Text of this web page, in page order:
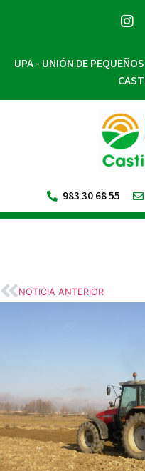
UPA - UNIÓN DE
983 30 68 55
NOTICIA ANTERIOR